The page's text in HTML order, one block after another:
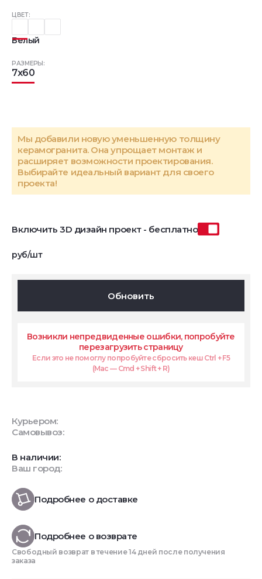
ЦВЕТ:
Белый
РАЗМЕРЫ:
7x60
Мы добавили новую уменьшенную толщину
керамогранита. Она упрощает монтаж и
расширяет возможности проектирования.
Выбирайте идеальный вариант для своего
проекта!
Включить 3D дизайн проект - бесплатно
руб/шт
Обновить
Возникли непредвиденные ошибки, попробуйте
перезагрузить страницу
Если это не помоглу попробуйте сбросить кеш Ctrl + F5
(Mac — Cmd + Shift + R)
Курьером:
Самовывоз:
В наличии:
Ваш город:
Подробнее о доставке
Подробнее о возврате
Свободный возврат в течение 14 дней после получения
заказа